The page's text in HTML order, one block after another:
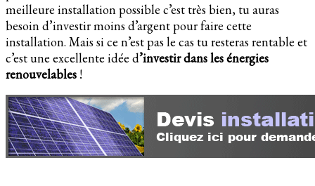
meilleure installation possible c’est très bien, tu auras
besoin d’investir moins d’argent pour faire cette
installation. Mais si ce n’est pas le cas tu resteras rentable et
c’est une excellente idée d’investir dans les énergies
renouvelables !